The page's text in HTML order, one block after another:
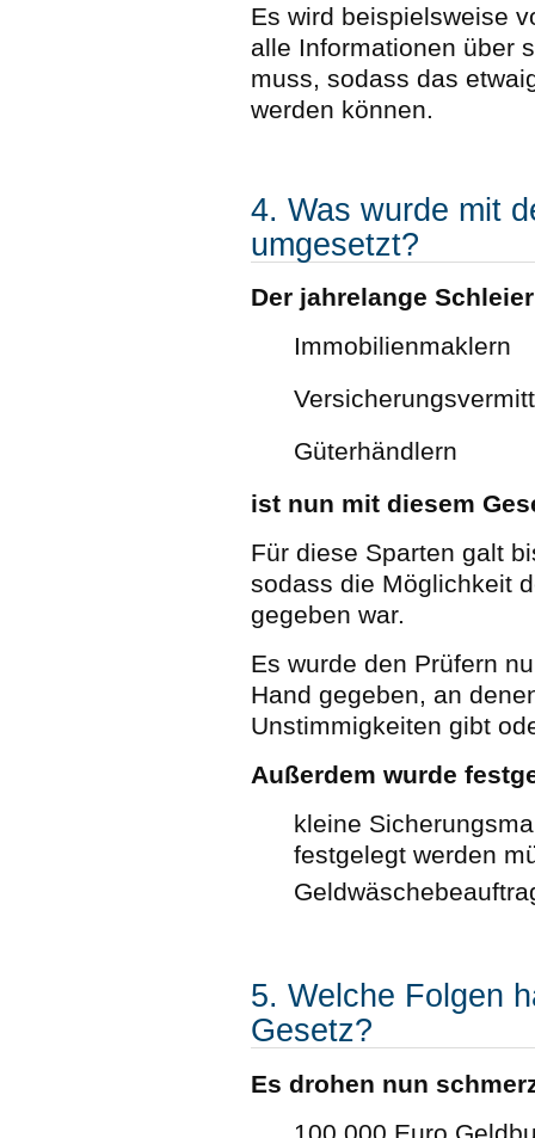
Es wird beispielsweise
alle Informationen über
muss, sodass das
werden können.
4. Was wurde mit
umgesetzt?
Der jahrelange
Immobilienmaklern
Güterhändlern
ist nun mit diesem
Für diese Sparten galt
sodass die Möglichkeit
gegeben war.
Es wurde den Prüfern
Hand gegeben, an
Unstimmigkeiten gibt
Außerdem wurde
kleine
festgelegt werden
5. Welche Folgen
Gesetz?
Es drohen nun